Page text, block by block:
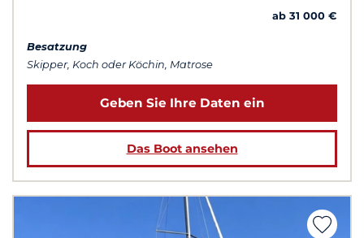
ab 31 000 €
Besatzung
Skipper, Koch oder Köchin, Matrose
Geben Sie Ihre Daten ein
Das Boot ansehen